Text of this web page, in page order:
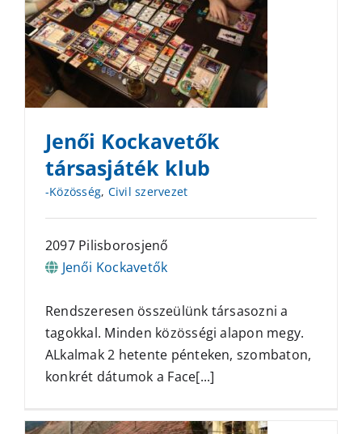
Jenői Kockavetők
társasjáték klub
-Közösség, Civil szervezet
2097 Pilisborosjenő
Jenői Kockavetők
Rendszeresen összeülünk társasozni a
tagokkal. Minden közösségi alapon megy.
ALkalmak 2 hetente pénteken, szombaton,
konkrét dátumok a Face[...]